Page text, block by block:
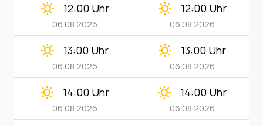
clear_day 12:00 Uhr
06.08.2026
clear_day 12:00 Uhr
06.08.2026
clear_day 13:00 Uhr
06.08.2026
clear_day 13:00 Uhr
06.08.2026
clear_day 14:00 Uhr
06.08.2026
clear_day 14:00 Uhr
06.08.2026